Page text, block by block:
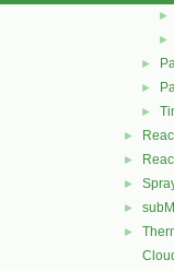
►
►
►
►
►
►
►
►
►
►